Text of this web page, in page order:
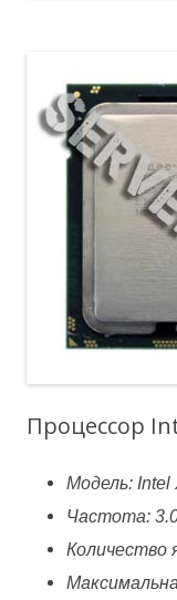
Процессор
Модель: Intel
Частота:
Количество